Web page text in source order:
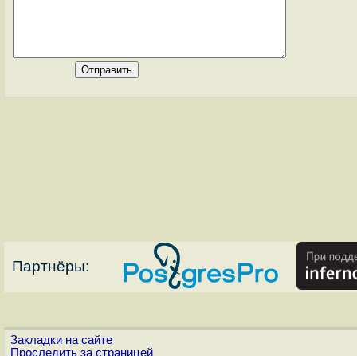
Партнёры:
Закладки на сайте
Проследить за страницей